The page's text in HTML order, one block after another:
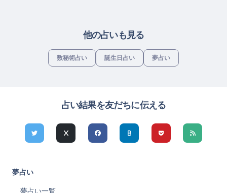
他の占いも見る
数秘術占い 誕生日占い 夢占い
占い結果を友だちに伝える
夢占い
夢占い一覧